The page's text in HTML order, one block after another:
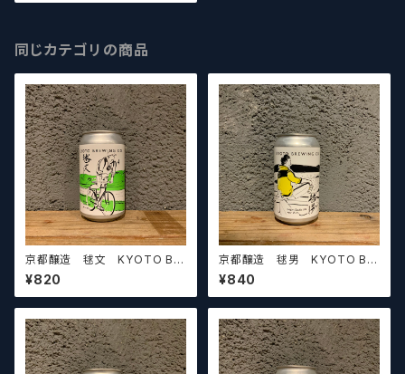
同じカテゴリの商品
京都醸造 毬文 KYOTO BR
EWING CO. (MARIFUMI) 【ク
ラフトビールシザーズ】
¥820
京都醸造 毬男 KYOTO BR
EWING CO. (MARIO)【クラフ
トビールシザーズ】
¥840